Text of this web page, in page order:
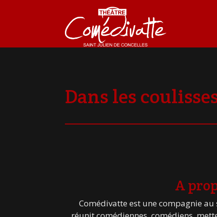
Dans les
A
Comédivatte est une compagnie